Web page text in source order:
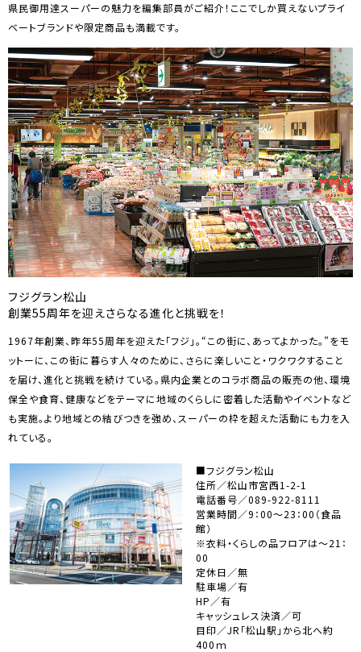
県民御用達スーパーの魅力を編集部員がご紹介！ここでしか買えないプライ
ベートブランドや限定商品も満載です。
フジグラン松山
創業55周年を迎えさらなる進化と挑戦を！
1967年創業、昨年55周年を迎えた「フジ」。“この街に、あってよかった。”をモ
ットーに、この街に暮らす人々のために、さらに楽しいこと・ワクワクすること
を届け、進化と挑戦を続けている。県内企業とのコラボ商品の販売の他、環境
保全や食育、健康などをテーマに地域のくらしに密着した活動やイベントなど
も実施。より地域との結びつきを強め、スーパーの枠を超えた活動にも力を入
れている。
■フジグラン松山
住所／松山市宮西1-2-1
電話番号／089-922-8111
営業時間／9：00～23：00（食品
館）
※衣料・くらしの品フロアは～21：
00
定休日／無
駐車場／有
HP／有
キャッシュレス決済／可
目印／JR「松山駅」から北へ約
400ｍ